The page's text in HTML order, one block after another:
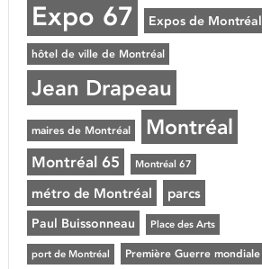
Expo 67 Expos de Montréal
hôtel de ville de Montréal
Jean Drapeau
maires de Montréal Montréal
Montréal 65 Montréal 67
métro de Montréal parcs
Paul Buissonneau Place des Arts
port de Montréal Première Guerre mondiale